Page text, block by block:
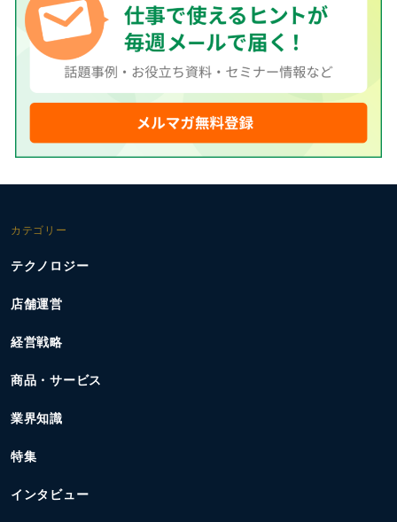
カテゴリー
テクノロジー
店舗運営
経営戦略
商品・サービス
業界知識
特集
インタビュー